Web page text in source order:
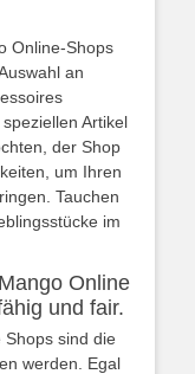
Online-Shops
an
Artikel
der Shop
um Ihren
Tauchen
im
Online
und fair.
sind die
werden. Egal